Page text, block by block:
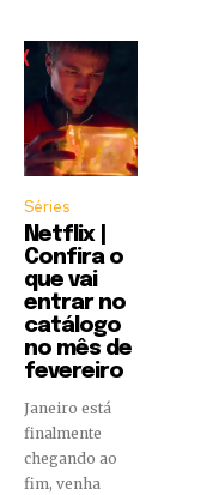
Séries
Netflix |
Confira o
que vai
entrar no
catálogo
no mês de
fevereiro
Janeiro está
finalmente
chegando ao
fim, venha